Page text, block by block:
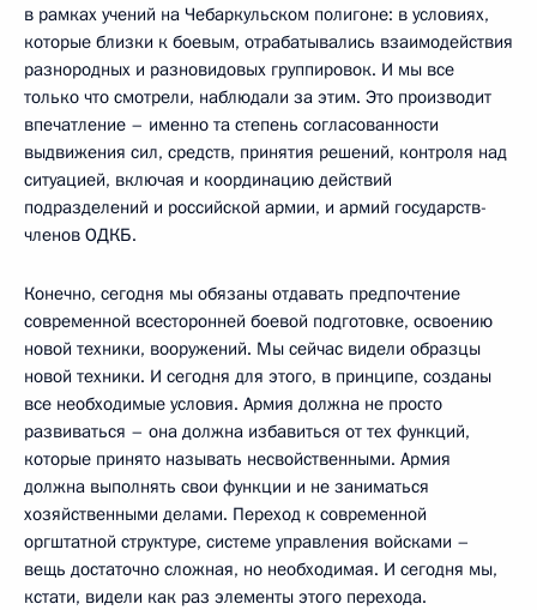
в рамках учений на Чебаркульском полигоне: в условиях,
которые близки к боевым, отрабатывались взаимодействия
разнородных и разновидовых группировок. И мы все
только что смотрели, наблюдали за этим. Это производит
впечатление – именно та степень согласованности
выдвижения сил, средств, принятия решений, контроля над
ситуацией, включая и координацию действий
подразделений и российской армии, и армий государств-
членов ОДКБ.
Конечно, сегодня мы обязаны отдавать предпочтение
современной всесторонней боевой подготовке, освоению
новой техники, вооружений. Мы сейчас видели образцы
новой техники. И сегодня для этого, в принципе, созданы
все необходимые условия. Армия должна не просто
развиваться – она должна избавиться от тех функций,
которые принято называть несвойственными. Армия
должна выполнять свои функции и не заниматься
хозяйственными делами. Переход к современной
оргштатной структуре, системе управления войсками –
вещь достаточно сложная, но необходимая. И сегодня мы,
кстати, видели как раз элементы этого перехода.